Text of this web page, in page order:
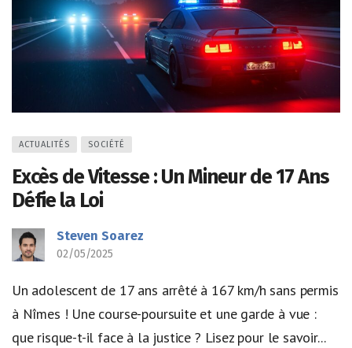
ACTUALITÉS SOCIÉTÉ
Excès de Vitesse : Un Mineur de 17 Ans
Défie la Loi
Steven Soarez
02/05/2025
Un adolescent de 17 ans arrêté à 167 km/h sans permis
à Nîmes ! Une course-poursuite et une garde à vue :
que risque-t-il face à la justice ? Lisez pour le savoir...